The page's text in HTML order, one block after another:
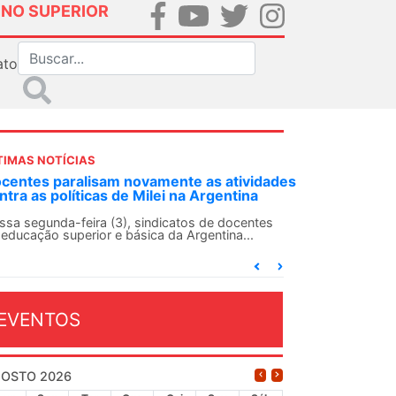
SUPERIOR
NOTÍCIAS
paralisam novamente as atividades
as políticas de Milei na Argentina
segunda-feira (3), sindicatos de docentes
superior e básica da Argentina...
2026